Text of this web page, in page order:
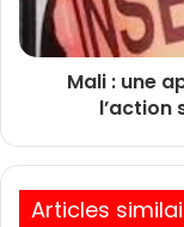
Mali : une
l’action
Articles